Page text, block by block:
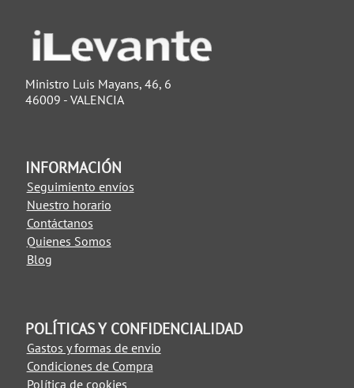
Ministro Luis Mayans, 46, 6
46009 - VALENCIA
INFORMACIÓN
Seguimiento envíos
Nuestro horario
Contáctanos
Quienes Somos
Blog
POLÍTICAS Y CONFIDENCIALIDAD
Gastos y formas de envio
Condiciones de Compra
Política de cookies